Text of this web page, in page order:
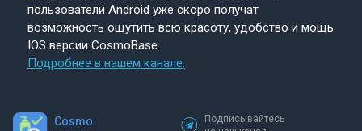
пользователи Android уже скоро получат
возможность ощутить всю красоту, удобство и мощь
IOS версии CosmoBase.
Подробнее в нашем канале.
Cosmo
Подписывайтесь